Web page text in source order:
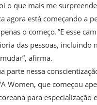
o que mais me
agora está começando a
o começo. ”E esse
das pessoas,
afirma.
parte nessa
Women, que começou
para especialização